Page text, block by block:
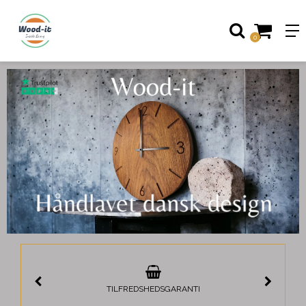
0
TILFREDSHEDSGARANTI